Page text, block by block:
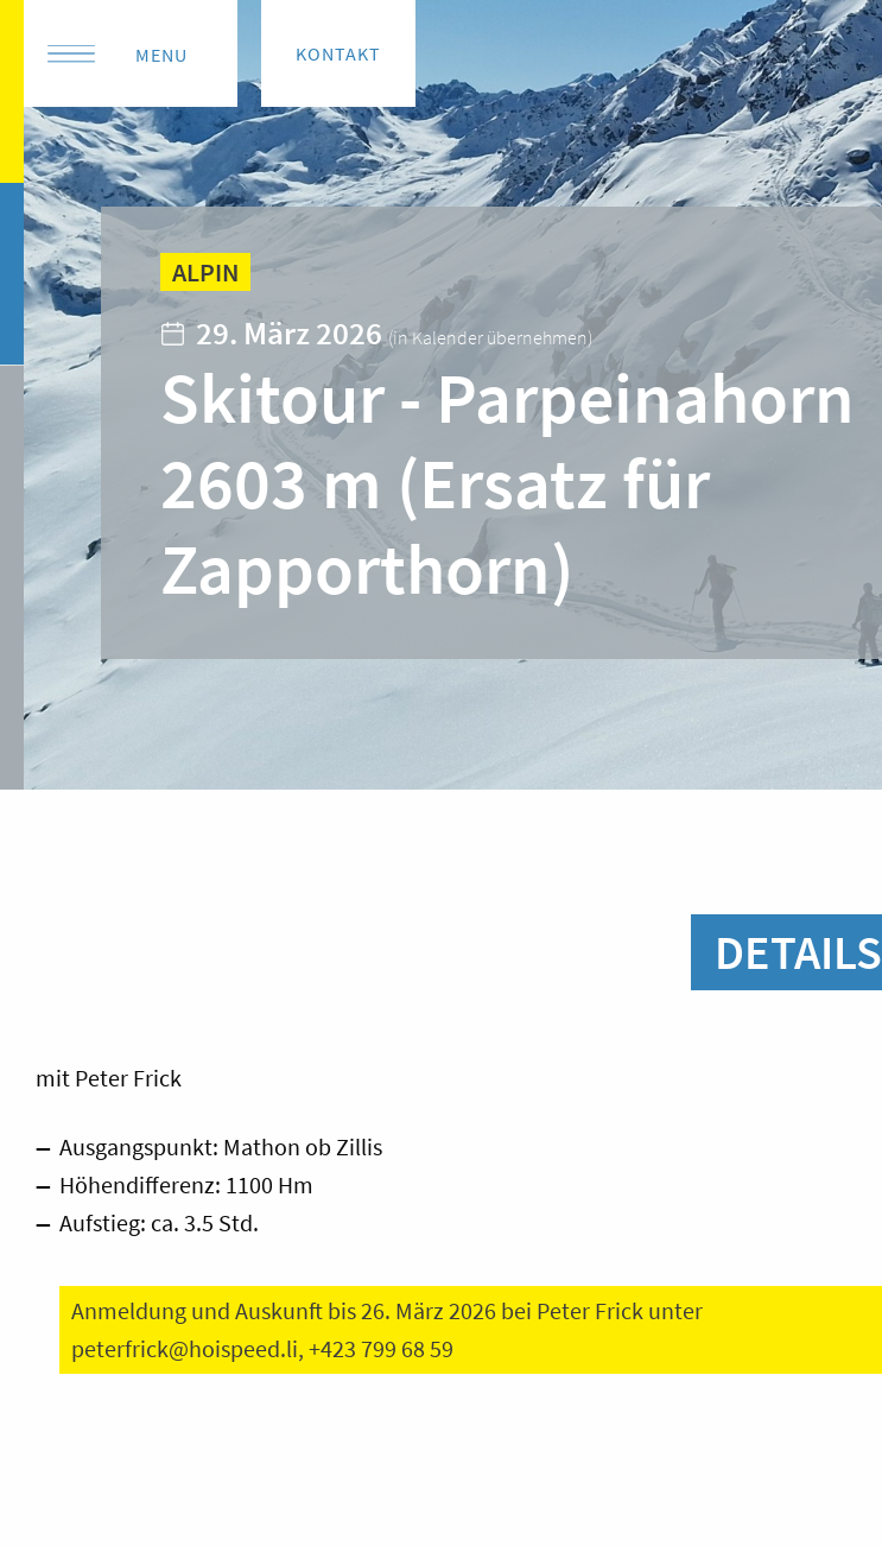
MENU KONTAKT
ALPIN
29. März 2026(in Kalender übernehmen)
Skitour - Parpeinahorn
2603 m (Ersatz für
Zapporthorn)
DETAILS
mit Peter Frick
Ausgangspunkt: Mathon ob Zillis
Höhendifferenz: 1100 Hm
Aufstieg: ca. 3.5 Std.
Anmeldung und Auskunft bis 26. März 2026 bei Peter Frick unter
peterfrick@hoispeed.li, +423 799 68 59